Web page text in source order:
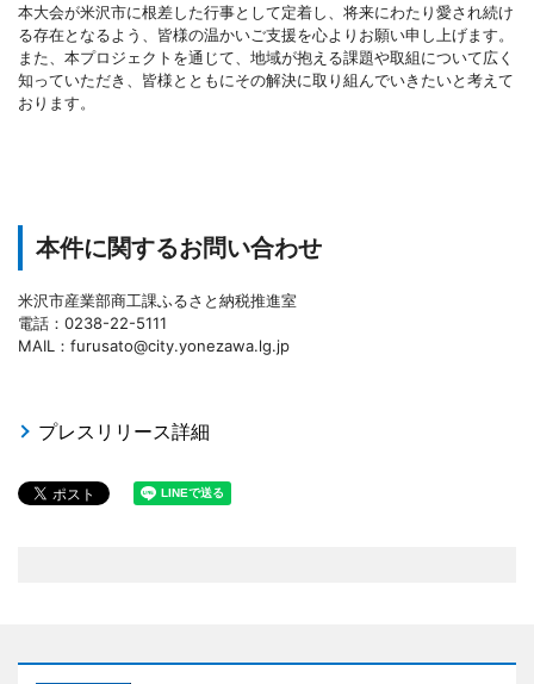
本大会が米沢市に根差した行事として定着し、将来にわたり愛され続け
る存在となるよう、皆様の温かいご支援を心よりお願い申し上げます。
また、本プロジェクトを通じて、地域が抱える課題や取組について広く
知っていただき、皆様とともにその解決に取り組んでいきたいと考えて
おります。
本件に関するお問い合わせ
米沢市産業部商工課ふるさと納税推進室
電話：0238-22-5111
MAIL：furusato@city.yonezawa.lg.jp
プレスリリース詳細